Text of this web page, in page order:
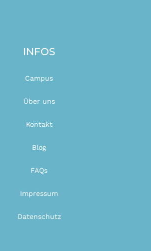
INFOS
Campus
Über uns
Kontakt
Blog
FAQs
Impressum
Datenschutz